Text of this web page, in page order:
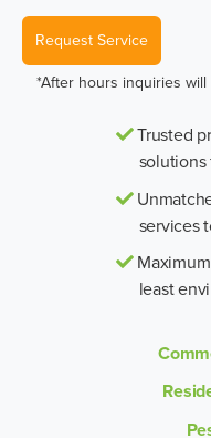
Request Service
*After hours inquiries
Trusted
solutions
services
least